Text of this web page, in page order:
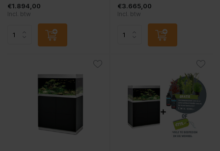
€1.894,00
Incl. btw
€3.665,00
Incl. btw